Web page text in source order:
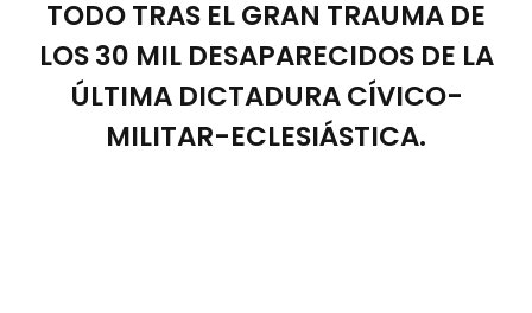
TODO TRAS EL GRAN TRAUMA DE
LOS 30 MIL DESAPARECIDOS DE LA
ÚLTIMA DICTADURA CÍVICO-
MILITAR-ECLESIÁSTICA.